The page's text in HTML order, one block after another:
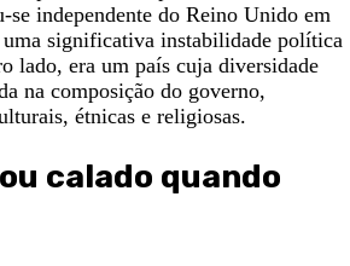
se independente do Reino Unido em
uma significativa instabilidade política
lado, era um país cuja diversidade
na composição do governo,
étnicas e religiosas.
calado quando